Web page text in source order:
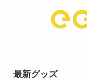
最新グッズ